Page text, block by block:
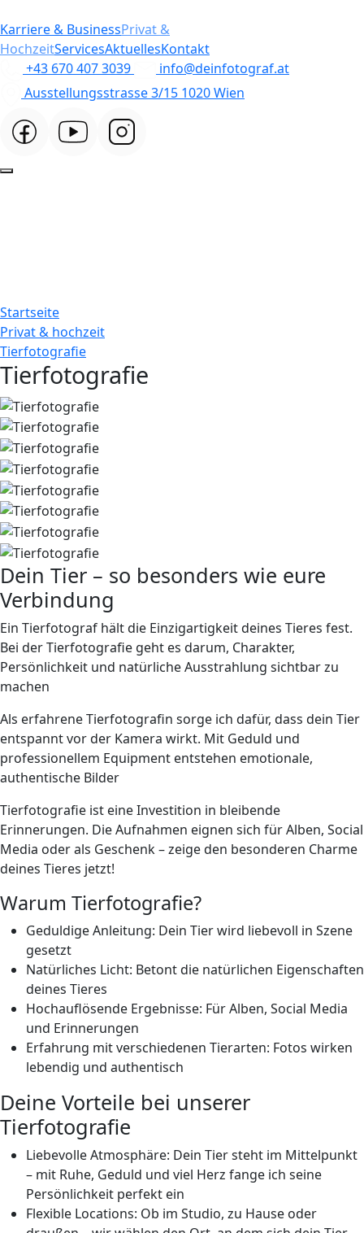
Karriere & BusinessPrivat &
HochzeitServicesAktuellesKontakt
+43 670 407 3039
info@deinfotograf.at
Ausstellungsstrasse 3/15 1020 Wien
Startseite
Privat & hochzeit
Tierfotografie
Tierfotografie
Dein Tier – so besonders wie eure
Verbindung
Ein Tierfotograf hält die Einzigartigkeitdeines Tieres fest.
Bei der Tierfotografie geht es darum, Charakter,
Persönlichkeit und natürliche Ausstrahlung sichtbar zu
machen
Als erfahrene Tierfotografin sorge ich dafür, dass dein Tier
entspannt vor der Kamera wirkt. Mit Geduld und
professionellem Equipment entstehen emotionale,
authentische Bilder
Tierfotografie ist eine Investition in bleibende
Erinnerungen. Die Aufnahmen eignen sich für Alben, Social
Media oder als Geschenk –zeige den besonderen Charme
deines Tieres jetzt!
Warum Tierfotografie?
Geduldige Anleitung: Dein Tier wird liebevoll in Szene
gesetzt
Natürliches Licht: Betont die natürlichen Eigenschaften
deines Tieres
Hochauflösende Ergebnisse: Für Alben, Social Media
und Erinnerungen
Erfahrung mit verschiedenen Tierarten: Fotos wirken
lebendig und authentisch
Deine Vorteile bei unserer
Tierfotografie
Liebevolle Atmosphäre: Dein Tier steht im Mittelpunkt
– mit Ruhe, Geduld und viel Herz fange ich seine
Persönlichkeit perfekt ein
Flexible Locations: Ob im Studio, zu Hause oder